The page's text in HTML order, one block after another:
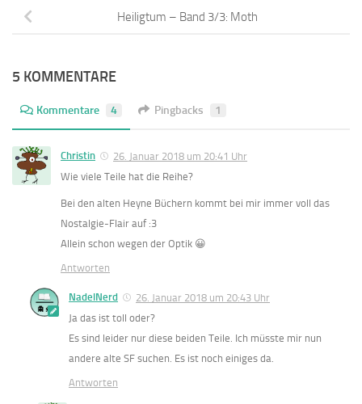
Heiligtum – Band 3/3: Moth
5 KOMMENTARE
Kommentare 4 Pingbacks 1
Christin
26. Januar 2018 um 20:41 Uhr
Wie viele Teile hat die Reihe?
Bei den alten Heyne Büchern kommt bei mir immer voll das
Nostalgie-Flair auf :3
Allein schon wegen der Optik 😀
Antworten
NadelNerd
26. Januar 2018 um 20:43 Uhr
Ja das ist toll oder?
Es sind leider nur diese beiden Teile. Ich müsste mir nun
andere alte SF suchen. Es ist noch einiges da.
Antworten